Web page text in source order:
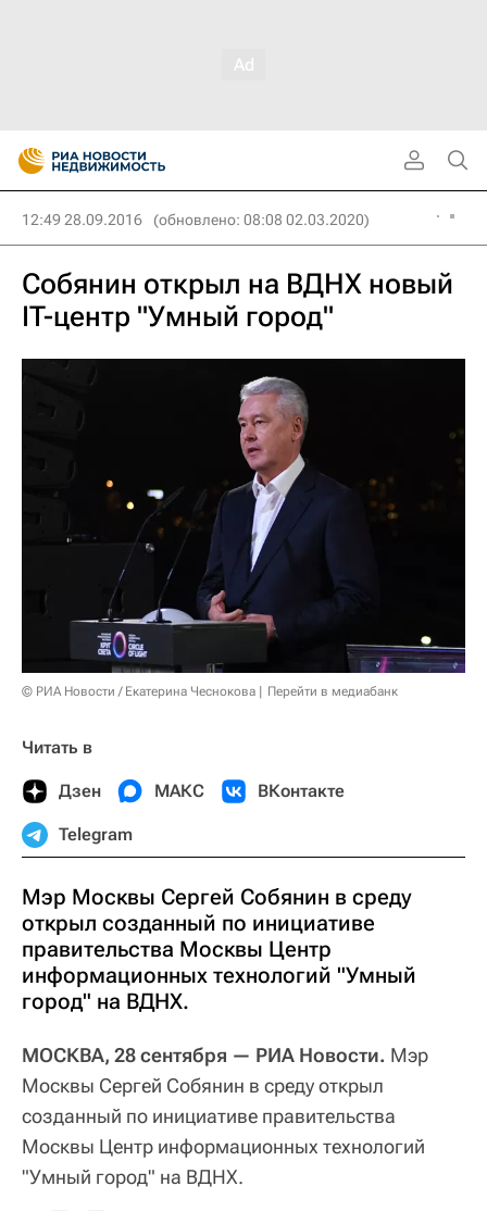
12:49 28.09.2016 (обновлено: 08:08 02.03.2020)
Собянин открыл на ВДНХ новый
IT-центр "Умный город"
© РИА Новости / Екатерина Чеснокова Перейти в медиабанк
Читать в
Дзен МАКС ВКонтакте
Telegram
Мэр Москвы Сергей Собянин в среду
открыл созданный по инициативе
правительства Москвы Центр
информационных технологий "Умный
город" на ВДНХ.
МОСКВА, 28 сентября — РИА Новости. Мэр
Москвы Сергей Собянин в среду открыл
созданный по инициативе правительства
Москвы Центр информационных технологий
"Умный город" на ВДНХ.